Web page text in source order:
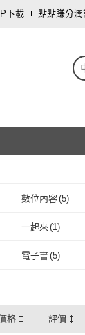
下載 點點賺分潤
數位內容(5)
一起來(1)
一起來
電子書(5)
格 評價